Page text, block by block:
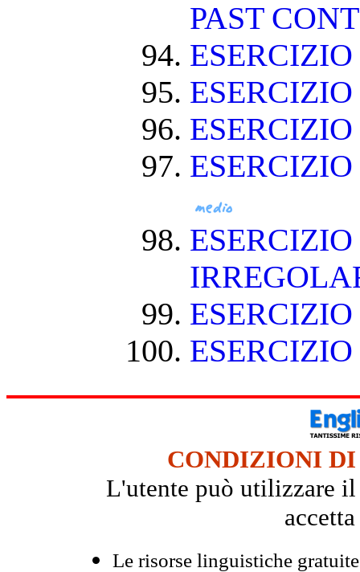
PAST
CONDIZIONI DI
L'utente può utilizzare il
Le risorse linguistiche